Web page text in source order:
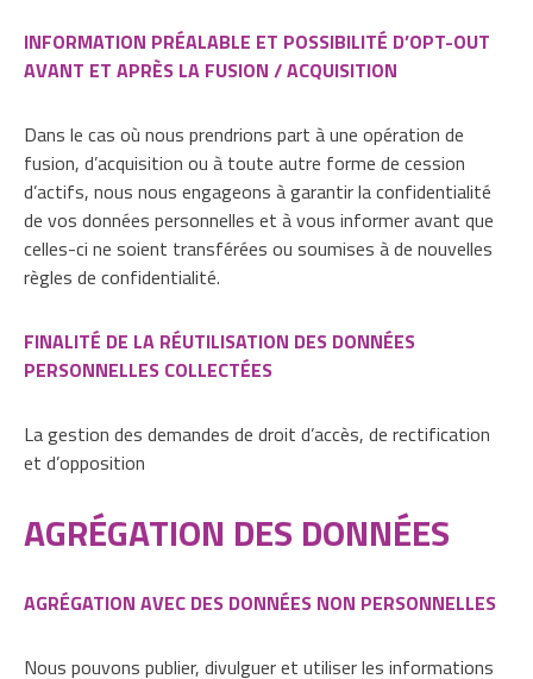
INFORMATION PRÉALABLE ET POSSIBILITÉ D’OPT-OUT
AVANT ET APRÈS LA FUSION / ACQUISITION
Dans le cas où nous prendrions part à une opération de
fusion, d’acquisition ou à toute autre forme de cession
d’actifs, nous nous engageons à garantir la confidentialité
de vos données personnelles et à vous informer avant que
celles-ci ne soient transférées ou soumises à de nouvelles
règles de confidentialité.
FINALITÉ DE LA RÉUTILISATION DES DONNÉES
PERSONNELLES COLLECTÉES
La gestion des demandes de droit d’accès, de rectification
et d’opposition
AGRÉGATION DES DONNÉES
AGRÉGATION AVEC DES DONNÉES NON PERSONNELLES
Nous pouvons publier, divulguer et utiliser les informations